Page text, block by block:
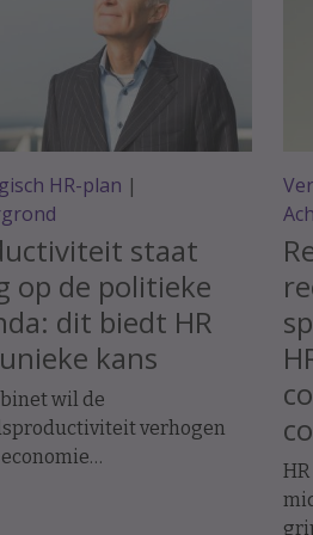
HR-plan |
staat
op de politieke
dit biedt HR
kans
wil de
verhogen